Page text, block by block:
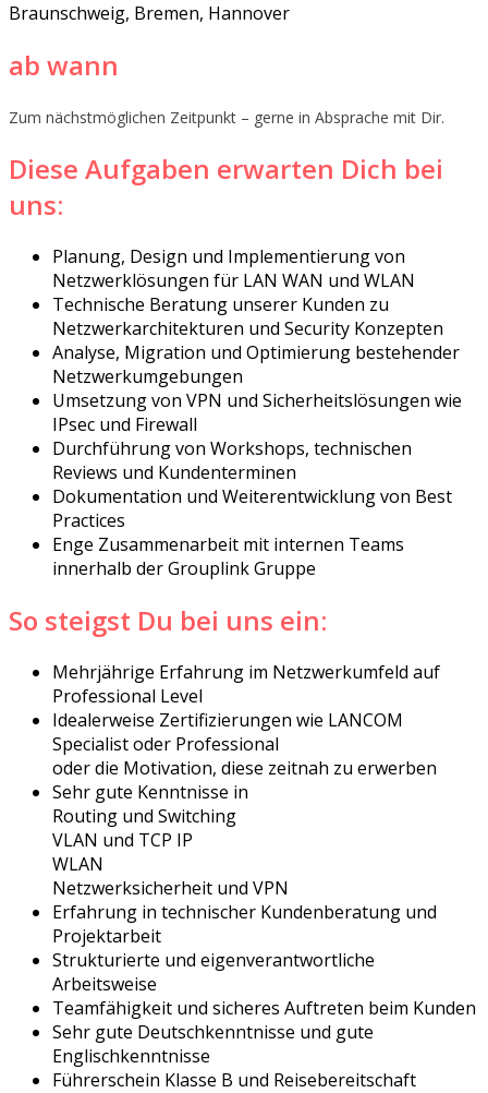
​Braunschweig, Bremen, Hannover
ab wann
Zum nächstmöglichen Zeitpunkt – gerne in Absprache mit Dir.
Diese Aufgaben erwarten Dich bei
uns:
Planung, Design und Implementierung von
Netzwerklösungen für LAN WAN und WLAN
Technische Beratung unserer Kunden zu
Netzwerkarchitekturen und Security Konzepten
Analyse, Migration und Optimierung bestehender
Netzwerkumgebungen
Umsetzung von VPN und Sicherheitslösungen wie
IPsec und Firewall
Durchführung von Workshops, technischen
Reviews und Kundenterminen
Dokumentation und Weiterentwicklung von Best
Practices
Enge Zusammenarbeit mit internen Teams
innerhalb der Grouplink Gruppe
So steigst Du bei uns ein:
Mehrjährige Erfahrung im Netzwerkumfeld auf
Professional Level
Idealerweise Zertifizierungen wie LANCOM
Specialist oder Professional
oder die Motivation, diese zeitnah zu erwerben
Sehr gute Kenntnisse in
Routing und Switching
VLAN und TCP IP
WLAN
Netzwerksicherheit und VPN
Erfahrung in technischer Kundenberatung und
Projektarbeit
Strukturierte und eigenverantwortliche
Arbeitsweise
Teamfähigkeit und sicheres Auftreten beim Kunden
Sehr gute Deutschkenntnisse und gute
Englischkenntnisse
Führerschein Klasse B und Reisebereitschaft